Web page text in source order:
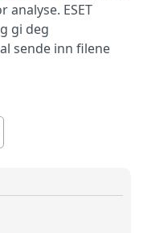
ESET
gi deg
sende inn filene